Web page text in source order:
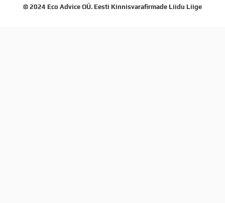
© 2024 Eco Advice OÜ. Eesti Kinnisvarafirmade Liidu Liige